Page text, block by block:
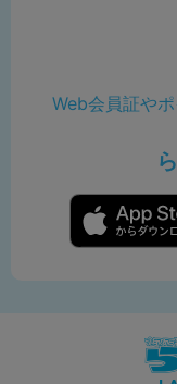
Web会員証や